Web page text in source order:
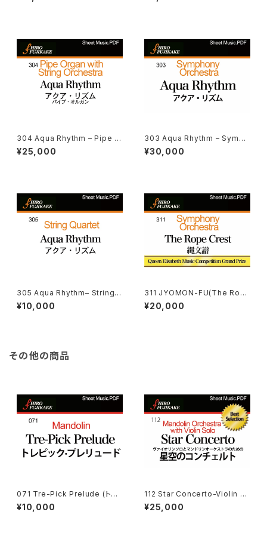
304 Aqua Rhythm – Pipe O
rgan with String Orchestra
(アクア・リズム– パイプ・オルガ
¥25,000
303 Aqua Rhythm – Symph
ony Orchestra (アクア・リズ
ム– 管弦楽)
¥30,000
305 Aqua Rhythm– String
Quartet (アクア・リズム– 4重
奏)
¥10,000
311 JYOMON-FU(The Rop
e Crest – Symphony Orche
stra:Queen Elisabeth Musi
¥20,000
その他の商品
071 Tre-Pick Prelude (トレ
ピック·プレリュード)
¥10,000
112 Star Concerto-Violin ヴ
ァイオリンソロとマンドリンオー
ケストラ のための星空のコンチ
¥25,000